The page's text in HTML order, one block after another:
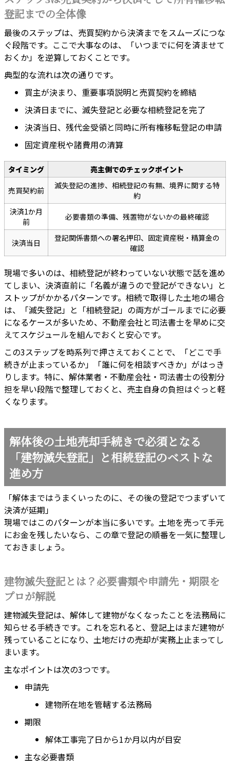
登記までの全体像
最後のステップは、売買契約から決済までをスムーズにつな
ぐ段階です。ここで大事なのは、「いつまでに何を済ませて
おくか」を逆算しておくことです。
典型的な流れは次の通りです。
買主が決まり、重要事項説明と売買契約を締結
決済日までに、滅失登記と必要な相続登記を完了
決済当日、残代金受領と同時に所有権移転登記の申請
固定資産税や諸費用の清算
タイミング 売主側でのチェックポイント
売買契約前
滅失登記の進捗、相続登記の有無、境界に関する特
約
決済1か月
前
必要書類の準備、残置物がないかの最終確認
決済当日
登記関係書類への署名押印、固定資産税・精算金の
確認
現場で多いのは、相続登記が終わっていない状態で話を進め
てしまい、決済直前に「名義が違うので登記ができない」と
ストップがかかるパターンです。相続で取得した土地の場合
は、「滅失登記」と「相続登記」の両方がゴールまでに必要
になるケースが多いため、不動産会社と司法書士を早めに交
えてスケジュールを組んでおくと安心です。
この3ステップを時系列で押さえておくことで、「どこで手
続きが止まっているか」「誰に何を相談すべきか」がはっき
りします。特に、解体業者・不動産会社・司法書士の役割分
担を早い段階で整理しておくと、売主自身の負担はぐっと軽
くなります。
解体後の土地売却手続きで必須となる
「建物滅失登記」と相続登記のベストな
進め方
「解体まではうまくいったのに、その後の登記でつまずいて
決済が延期」
現場ではこのパターンが本当に多いです。土地を売って手元
にお金を残したいなら、この章で登記の順番を一気に整理し
ておきましょう。
建物滅失登記とは？必要書類や申請先・期限を
プロが解説
建物滅失登記は、解体して建物がなくなったことを法務局に
知らせる手続きです。これを忘れると、登記上はまだ建物が
残っていることになり、土地だけの売却が実務上止まってし
まいます。
主なポイントは次の3つです。
申請先
建物所在地を管轄する法務局
期限
解体工事完了日から1か月以内が目安
主な必要書類